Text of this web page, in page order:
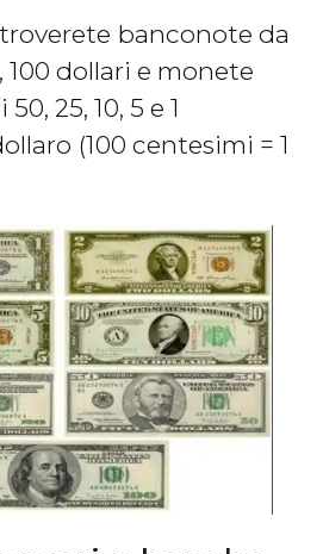
banconote da
100 dollari e monete
25, 10, 5 e 1
(100 centesimi = 1